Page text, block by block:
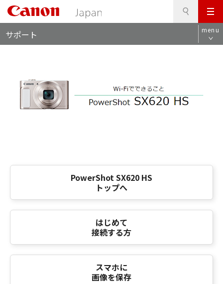
メ
ニ
ュ
サポート menu
PowerShot SX620 HS
トップへ
はじめて
接続する方
スマホに
画像を保存